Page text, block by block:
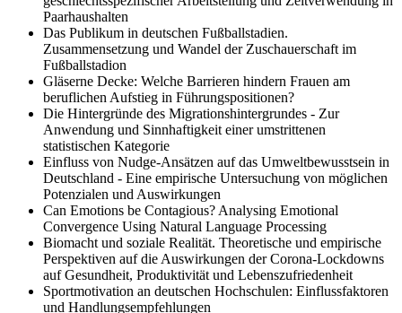
Paarhaushalten
Das Publikum in deutschen Fußballstadien.
Zusammensetzung und Wandel der Zuschauerschaft im
Fußballstadion
Gläserne Decke: Welche Barrieren hindern Frauen am
beruflichen Aufstieg in Führungspositionen?
Die Hintergründe des Migrationshintergrundes - Zur
Anwendung und Sinnhaftigkeit einer umstrittenen
statistischen Kategorie
Einfluss von Nudge-Ansätzen auf das Umweltbewusstsein in
Deutschland - Eine empirische Untersuchung von möglichen
Potenzialen und Auswirkungen
Can Emotions be Contagious? Analysing Emotional
Convergence Using Natural Language Processing
Biomacht und soziale Realität. Theoretische und empirische
Perspektiven auf die Auswirkungen der Corona-Lockdowns
auf Gesundheit, Produktivität und Lebenszufriedenheit
Sportmotivation an deutschen Hochschulen: Einflussfaktoren
und Handlungsempfehlungen